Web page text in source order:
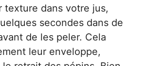
texture dans votre jus,
secondes dans de
de les peler. Cela
leur enveloppe,